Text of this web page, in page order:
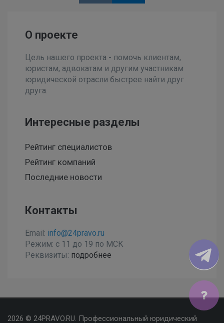
О проекте
Цель нашего проекта - помочь клиентам,
юристам, адвокатам и другим участникам
юридической отрасли быстрее найти друг
друга.
Интересные разделы
Рейтинг специалистов
Рейтинг компаний
Последние новости
Контакты
Email: info@24pravo.ru
Режим: с 11 до 19 по МСК
Реквизиты: подробнее
2026 © 24PRAVO.RU. Профессиональный юридический
Мы используем файлы cookies, чтобы улучшить сайт